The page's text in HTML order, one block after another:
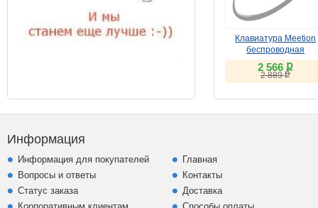
Клавиатура Meetion
беспроводная
ножничная K230MW
чёрная
2 566ք
2 889ք
Информация
Информация для покупателей
Вопросы и ответы
Статус заказа
Главная
Контакты
Доставка